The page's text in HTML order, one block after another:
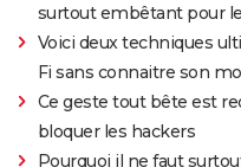
surtout embêtant pour
Voici deux techniques
Fi sans connaitre son
Ce geste tout bête est
bloquer les hackers
Pourquoi il ne faut